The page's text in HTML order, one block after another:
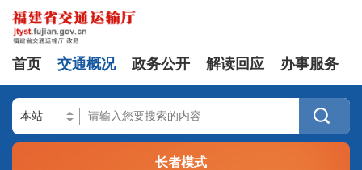
首页 交通概况 政务公开 解读回应 办事服务

长者模式